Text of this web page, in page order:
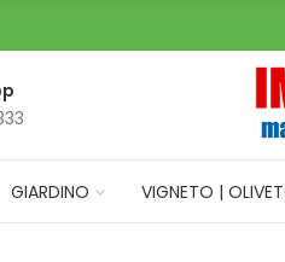
GIARDINO VIGNETO |